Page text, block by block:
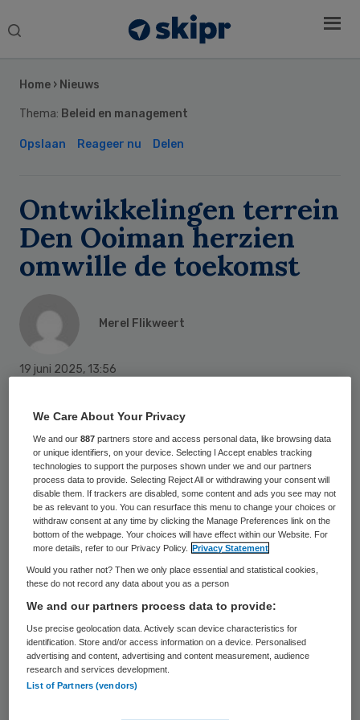
Search
Home › Nieuws
Thema: Beleid en management
Opslaan Reageer nu Delen
Ontwikkelingen terrein
Den Ooiman herzien
omwille de toekomst
Merel Flikweert
19 juni 2025, 13:56
Sensire herziet de geplande nieuwbouw op
het terrein van het hoofdgebouw van
woonzorgcentrum Den Ooiman in
Doetinchem.
Volgens de organisatie is de samenleving en
de zorg in de afgelopen jaren sterk
veranderd. Hierdoor sluiten de bestaande
plannen niet meer aan op de huidige en
toekomstige behoeftes.
Sidebar
We Care About Your Privacy
We and our887 partners store and access personal data, like browsing data
or unique identifiers, on your device. Selecting I Accept enables tracking
technologies to support the purposes shown under we and our partners
process data to provide. Selecting Reject All or withdrawing your consent will
disable them. If trackers are disabled, some content and ads you see may not
be as relevant to you. You can resurface this menu to change your choices or
withdraw consent at any time by clicking the Manage Preferences link on the
bottom of the webpage. Your choices will have effect within our Website. For
more details, refer to our Privacy Policy.
Privacy Statement
Would you rather not? Then we only place essential and statistical cookies,
these do not record any data about you as a person
We and our partners process data to provide:
Use precise geolocation data. Actively scan device characteristics for
identification. Store and/or access information on a device. Personalised
advertising and content, advertising and content measurement, audience
research and services development.
List of Partners (vendors)